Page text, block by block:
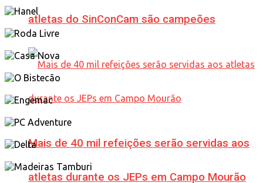
atletas do SinConCam são campeões
Mais de 40 mil refeições serão servidas aos
atletas durante os JEPs em Campo Mourão